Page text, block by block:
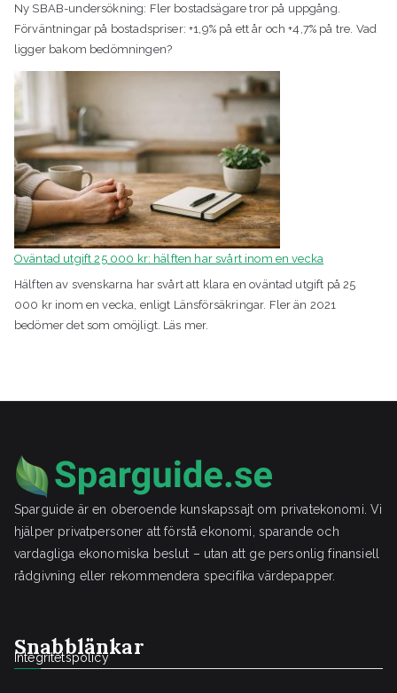
Ny SBAB-undersökning: Fler bostadsägare tror på uppgång.
Förväntningar på bostadspriser: +1,9% på ett år och +4,7% på tre. Vad
ligger bakom bedömningen?
Oväntad utgift 25 000 kr: hälften har svårt inom en vecka
Hälften av svenskarna har svårt att klara en oväntad utgift på 25
000 kr inom en vecka, enligt Länsförsäkringar. Fler än 2021
bedömer det som omöjligt. Läs mer.
Sparguide är en oberoende kunskapssajt om privatekonomi. Vi
hjälper privatpersoner att förstå ekonomi, sparande och
vardagliga ekonomiska beslut – utan att ge personlig finansiell
rådgivning eller rekommendera specifika värdepapper.
Snabblänkar
Integritetspolicy